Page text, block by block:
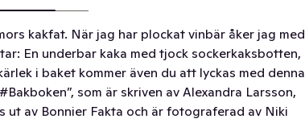
kakfat. När jag har plockat vinbär åker jag med
En underbar kaka med tjock sockerkaksbotten,
i baket kommer även du att lyckas med denna
som är skriven av Alexandra Larsson,
ut av Bonnier Fakta och är fotograferad av Niki